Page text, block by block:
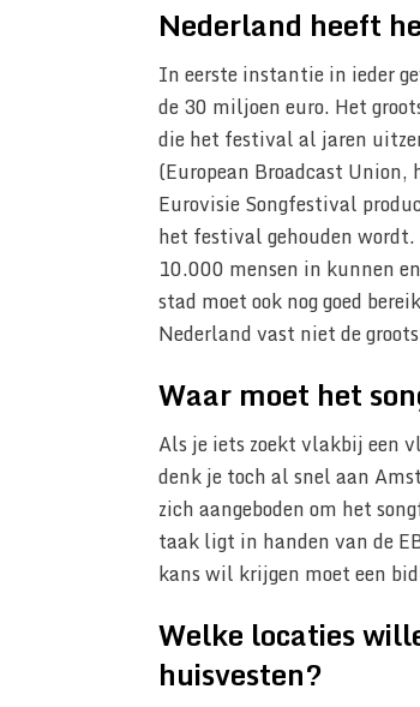
Nederland heeft
In eerste instantie in ieder
de 30 miljoen euro. Het
die het festival al jaren
(European Broadcast Union,
Eurovisie Songfestival
het festival gehouden wordt.
10.000 mensen in kunnen
stad moet ook nog goed
Nederland vast niet de
Waar moet het
Als je iets zoekt vlakbij een
denk je toch al snel aan
zich aangeboden om het
taak ligt in handen van de
kans wil krijgen moet een
Welke locaties
huisvesten?